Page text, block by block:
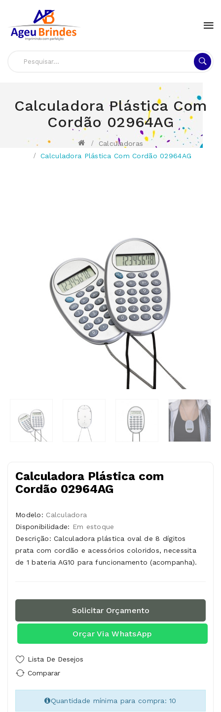
Calculadora Plástica Com
Cordão 02964AG
Calculadoras
Calculadora Plástica Com Cordão 02964AG
Calculadora Plástica com
Cordão 02964AG
Modelo: Calculadora
Disponibilidade: Em estoque
Descrição: Calculadora plástica oval de 8 dígitos
prata com cordão e acessórios coloridos, necessita
de 1 bateria AG10 para funcionamento (acompanha).
Solicitar Orçamento
Orçar Via WhatsApp
Lista De Desejos
Comparar
Quantidade mínima para compra: 10